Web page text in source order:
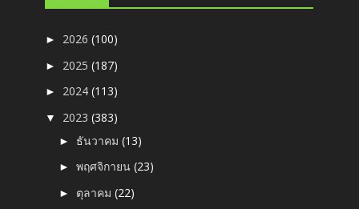
► 2026(100)
► 2025(187)
► 2024(113)
▼ 2023(383)
► ธันวาคม(13)
►พฤศจิกายน(23)
► ตุลาคม(22)